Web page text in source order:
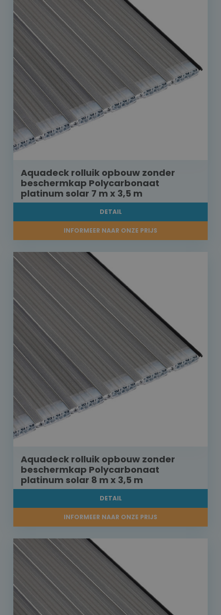
Aquadeck rolluik opbouw zonder
beschermkap Polycarbonaat
platinum solar 7 m x 3,5 m
DETAIL
INFORMEER NAAR ONZE PRIJS
Aquadeck rolluik opbouw zonder
beschermkap Polycarbonaat
platinum solar 8 m x 3,5 m
DETAIL
INFORMEER NAAR ONZE PRIJS